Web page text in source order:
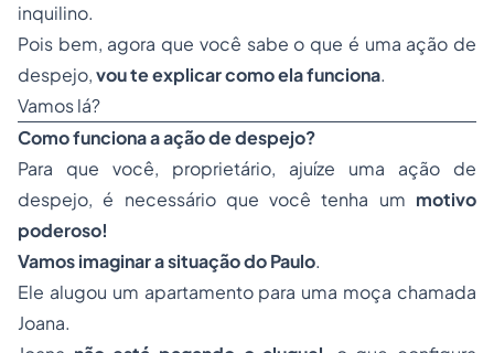
inquilino.
Pois bem, agora que você sabe o que é uma ação de
despejo,vou te explicar como ela funciona.
Vamos lá?
Como funciona a ação de despejo?
Para que você, proprietário, ajuíze uma ação de
despejo, é necessário que você tenha um motivo
poderoso!
Vamos imaginar a situação do Paulo.
Ele alugou um apartamento para uma moça chamada
Joana.